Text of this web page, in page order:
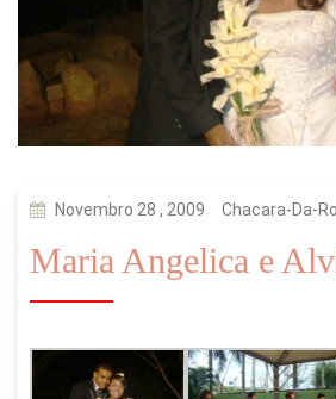
Novembro 28 , 2009 Chacara-Da-
Maria Angelica e